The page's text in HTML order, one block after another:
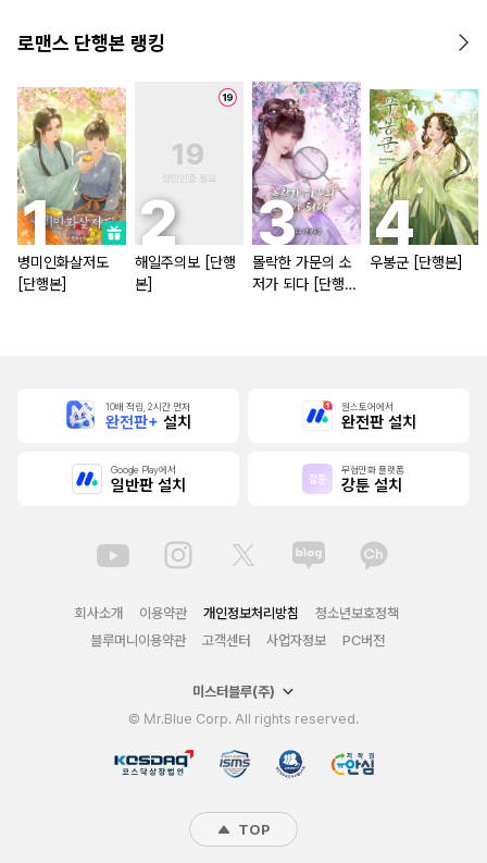
로맨스 단행본 랭킹
병미인화살저도
[단행본]
해일주의보 [단행
본]
몰락한 가문의 소
저가 되다 [단행
우봉군 [단행본]
10배 적립, 2시간 먼저
완전판+ 설치
원스토어에서
완전판 설치
Google Play에서
일반판 설치
무협만화 플랫폼
강툰 설치
회사소개 이용약관 개인정보처리방침
청소년보호정책
블루머니이용약관
고객센터 사업자정보 PC버전
미스터블루(주)
© Mr.Blue Corp. All rights reserved.
TOP